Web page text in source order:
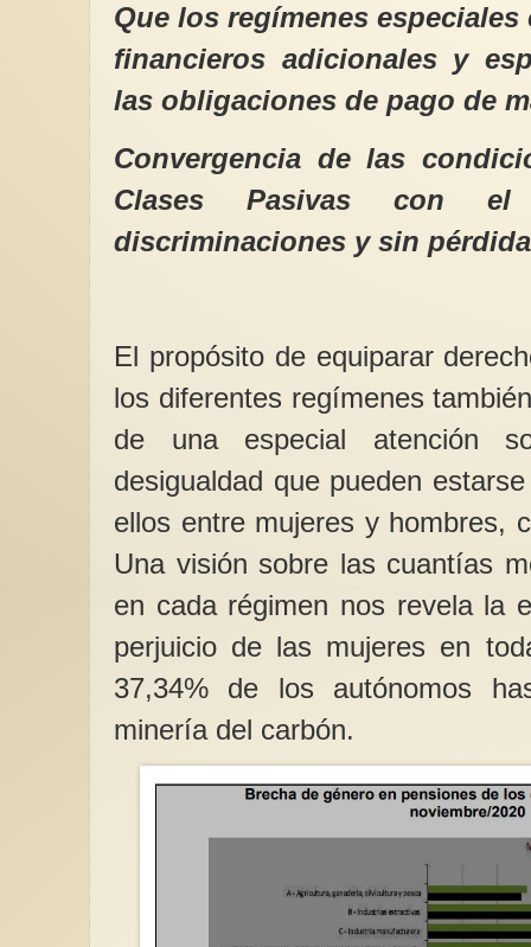
Que los regímenes
financieros adicionales y
las obligaciones de pago de
Convergencia de las
Clases Pasivas con el
discriminaciones y sin
El propósito de equiparar
los diferentes regímenes
de una especial atención
desigualdad que pueden
ellos entre mujeres y hombres,
Una visión sobre las cuantías
en cada régimen nos revela la
perjuicio de las mujeres en
37,34% de los autónomos
minería del carbón.
de libertad!
“Lucho para que el
olvide de las